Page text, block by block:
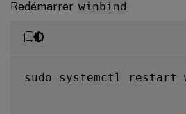
Redémarrer winbind
sudo systemctl restart